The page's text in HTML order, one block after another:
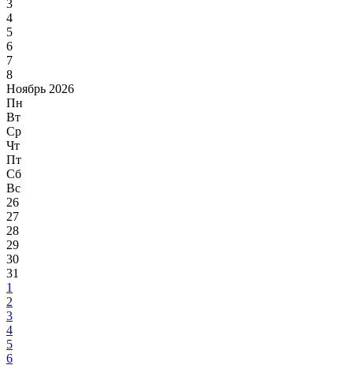
3
4
5
6
7
8
Ноябрь 2026
Пн
Вт
Ср
Чт
Пт
Сб
Вс
26
27
28
29
30
31
1
2
3
4
5
6